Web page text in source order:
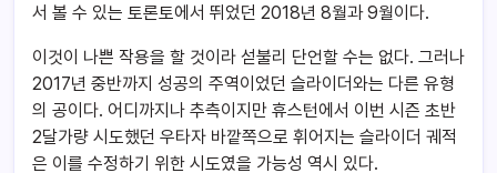
서 볼 수 있는 토론토에서 뛰었던 2018년 8월과 9월이다.
이것이 나쁜 작용을 할 것이라 섣불리 단언할 수는 없다. 그러나
2017년 중반까지 성공의 주역이었던 슬라이더와는 다른 유형
의 공이다. 어디까지나 추측이지만 휴스턴에서 이번 시즌 초반
2달가량 시도했던 우타자 바깥쪽으로 휘어지는 슬라이더 궤적
은 이를 수정하기 위한 시도였을 가능성 역시 있다.